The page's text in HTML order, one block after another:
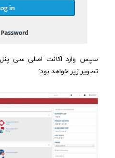
سپس وارد اکانت اصلی سی
تصویر زیر خواهد بود: